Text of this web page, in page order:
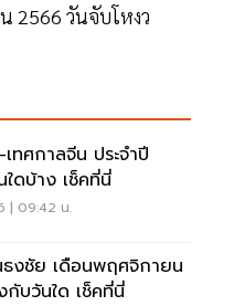
2566 วันจับโหงว
เทศกาลจีน ประจำปี
ดบ้าง เช็คที่นี่
| 09:42 น.
ธงชัย เดือนพฤศจิกายน
บวันใด เช็คที่นี่